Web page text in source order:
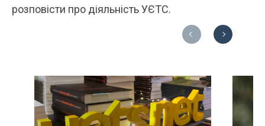
розповісти про діяльність УЄТС.
Previous Next